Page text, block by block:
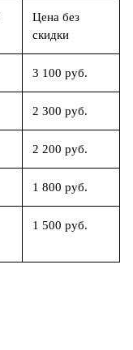
Цена без
скидки
3 100 руб.
2 300 руб.
2 200 руб.
1 800 руб.
1 500 руб.